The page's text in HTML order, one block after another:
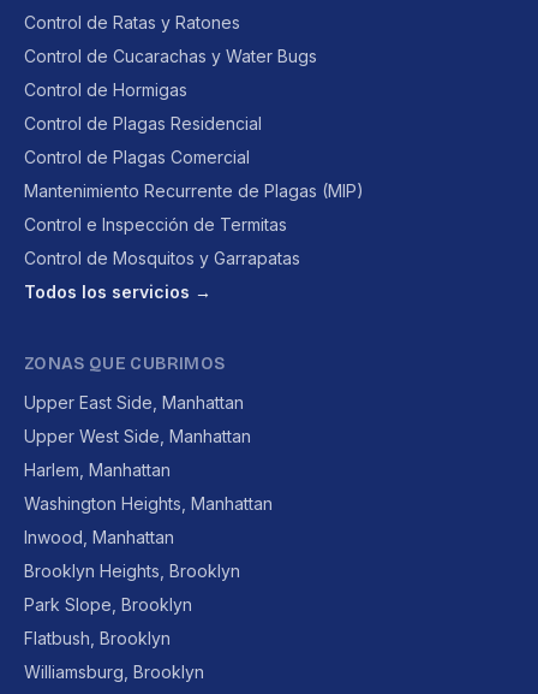
Control de Ratas y Ratones
Control de Cucarachas y Water Bugs
Control de Hormigas
Control de Plagas Residencial
Control de Plagas Comercial
Mantenimiento Recurrente de Plagas (MIP)
Control e Inspección de Termitas
Control de Mosquitos y Garrapatas
Todos los servicios →
ZONAS QUE CUBRIMOS
Upper East Side, Manhattan
Upper West Side, Manhattan
Harlem, Manhattan
Washington Heights, Manhattan
Inwood, Manhattan
Brooklyn Heights, Brooklyn
Park Slope, Brooklyn
Flatbush, Brooklyn
Williamsburg, Brooklyn